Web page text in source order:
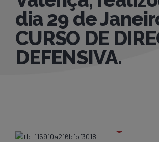
dia 29 de
CURSO DE
DEFENSIVA.